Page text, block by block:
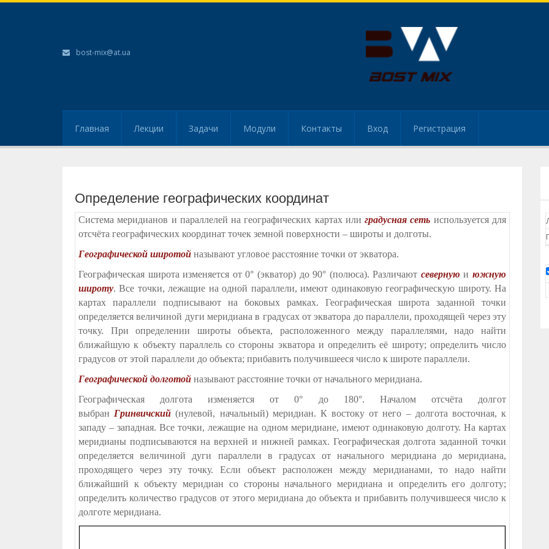
bost-mix@at.ua
Главная Лекции Задачи Модули Контакты Вход Регистрация
Определение географических координат
Система меридианов и параллелей на географических картах илиградусная сеть используется для
отсчёта географических координат точек земной поверхности – широты и долготы.
Географической широтой называют угловое расстояние точки от экватора.
Географическая широта изменяется от 0° (экватор) до 90° (полюса). Различают северную июжную
широту. Все точки, лежащие на одной параллели, имеют одинаковую географическую широту. На
картах параллели подписывают на боковых рамках. Географическая широта заданной точки
определяется величиной дуги меридиана в градусах от экватора до параллели, проходящей через эту
точку. При определении широты объекта, расположенного между параллелями, надо найти
ближайшую к объекту параллель со стороны экватора и определить её широту; определить число
градусов от этой параллели до объекта; прибавить получившееся число к широте параллели.
Географической долготой называют расстояние точки от начального меридиана.
Географическая долгота изменяется от 0° до 180°. Началом отсчёта долгот
выбран Гринвичский (нулевой, начальный) меридиан. К востоку от него – долгота восточная, к
западу – западная. Все точки, лежащие на одном меридиане, имеют одинаковую долготу. На картах
меридианы подписываются на верхней и нижней рамках. Географическая долгота заданной точки
определяется величиной дуги параллели в градусах от начального меридиана до меридиана,
проходящего через эту точку. Если объект расположен между меридианами, то надо найти
ближайший к объекту меридиан со стороны начального меридиана и определить его долготу;
определить количество градусов от этого меридиана до объекта и прибавить получившееся число к
долготе меридиана.